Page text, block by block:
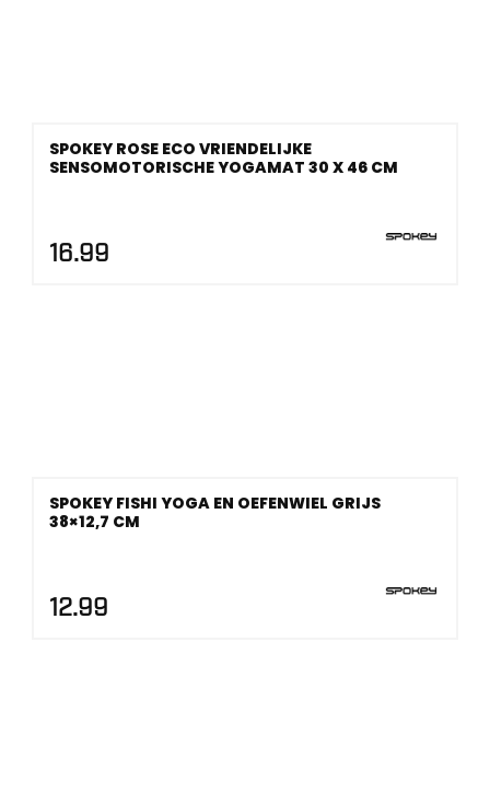
SPOKEY ROSE ECO VRIENDELIJKE
SENSOMOTORISCHE YOGAMAT 30 X 46 CM
16.99
SPOKEY FISHI YOGA EN OEFENWIEL GRIJS
38×12,7 CM
12.99